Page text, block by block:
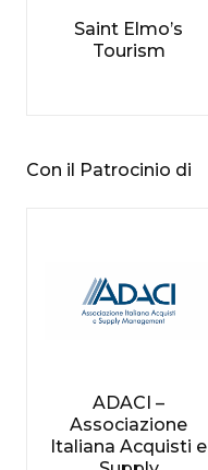
Saint Elmo’s
Tourism
Con il Patrocinio di
ADACI –
Associazione
Italiana Acquisti e